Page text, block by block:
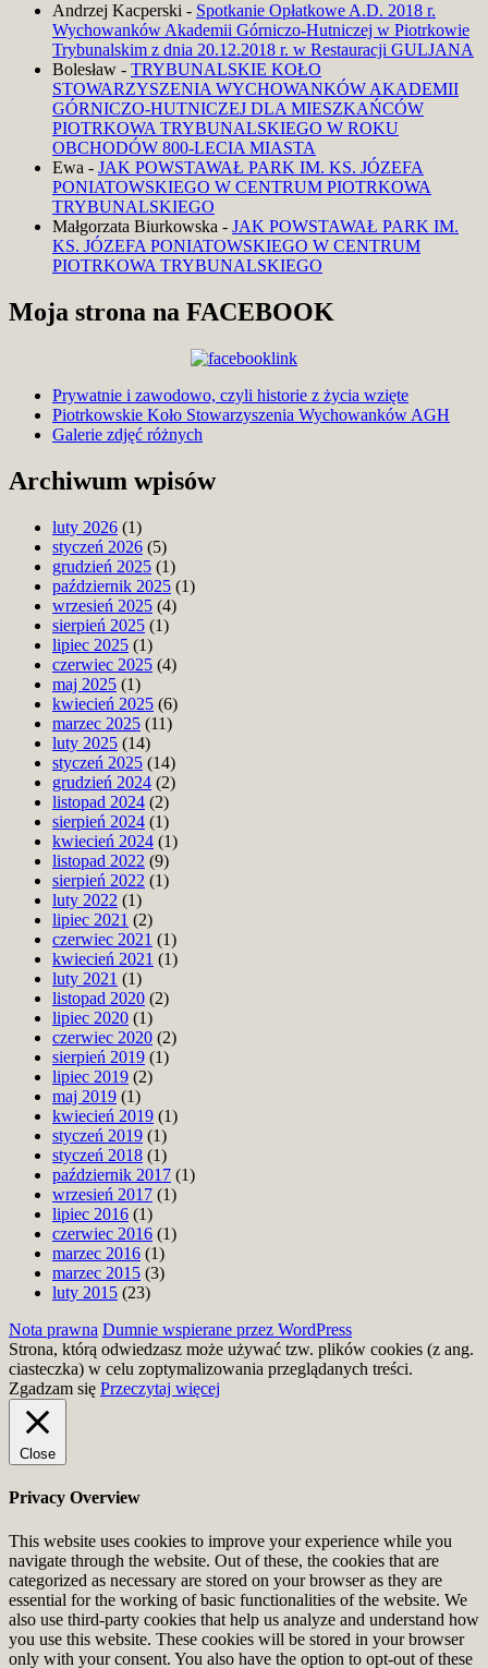
Andrzej Kacperski - Spotkanie Opłatkowe A.D. 2018 r.
Wychowanków Akademii Górniczo-Hutniczej w Piotrkowie
Trybunalskim z dnia 20.12.2018 r. w Restauracji GULJANA
Bolesław - TRYBUNALSKIE KOŁO
STOWARZYSZENIA WYCHOWANKÓW AKADEMII
GÓRNICZO-HUTNICZEJ DLA MIESZKAŃCÓW
PIOTRKOWA TRYBUNALSKIEGO W ROKU
OBCHODÓW 800-LECIA MIASTA
Ewa - JAK POWSTAWAŁ PARK IM. KS. JÓZEFA
PONIATOWSKIEGO W CENTRUM PIOTRKOWA
TRYBUNALSKIEGO
Małgorzata Biurkowska - JAK POWSTAWAŁ PARK IM.
KS. JÓZEFA PONIATOWSKIEGO W CENTRUM
PIOTRKOWA TRYBUNALSKIEGO
Moja strona na FACEBOOK
Blog
Prywatnie i zawodowo, czyli historie z życia wzięte
Piotrkowskie Koło Stowarzyszenia Wychowanków AGH
Galerie zdjęć różnych
Archiwum wpisów
luty 2026 (1)
styczeń 2026 (5)
grudzień 2025 (1)
październik 2025 (1)
wrzesień 2025 (4)
sierpień 2025 (1)
lipiec 2025 (1)
czerwiec 2025 (4)
maj 2025 (1)
kwiecień 2025 (6)
marzec 2025 (11)
luty 2025 (14)
styczeń 2025 (14)
grudzień 2024 (2)
listopad 2024 (2)
sierpień 2024 (1)
kwiecień 2024 (1)
listopad 2022 (9)
sierpień 2022 (1)
luty 2022 (1)
lipiec 2021 (2)
czerwiec 2021 (1)
kwiecień 2021 (1)
luty 2021 (1)
listopad 2020 (2)
lipiec 2020 (1)
czerwiec 2020 (2)
sierpień 2019 (1)
lipiec 2019 (2)
maj 2019 (1)
kwiecień 2019 (1)
styczeń 2019 (1)
styczeń 2018 (1)
październik 2017 (1)
wrzesień 2017 (1)
lipiec 2016 (1)
czerwiec 2016 (1)
marzec 2016 (1)
marzec 2015 (3)
luty 2015 (23)
Nota prawna Dumnie wspierane przez WordPress
Strona, którą odwiedzasz może używać tzw. plików cookies (z ang.
ciasteczka) w celu zoptymalizowania przeglądanych treści.
Zgadzam się Przeczytaj więcej
Close
Privacy Overview
This website uses cookies to improve your experience while you
navigate through the website. Out of these, the cookies that are
categorized as necessary are stored on your browser as they are
essential for the working of basic functionalities of the website. We
also use third-party cookies that help us analyze and understand how
you use this website. These cookies will be stored in your browser
only with your consent. You also have the option to opt-out of these